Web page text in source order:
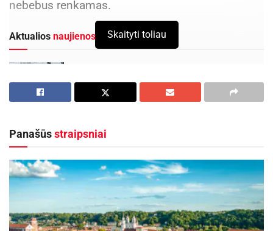
nebebus renkamas.
Aktualios naujienos
2026-07-28
savininkams: ekonominio saugumo ir solidarumo
su Ukraina užtikrinimas
Kovo 16 d. turėję vykti pirmalaikiai Jonavos
rajono savivaldybės mero rinkimai atšaukti,
kadangi mero vieta šioje savivaldybėje nebėra
Skaityti toliau
Panašūsstraipsniai